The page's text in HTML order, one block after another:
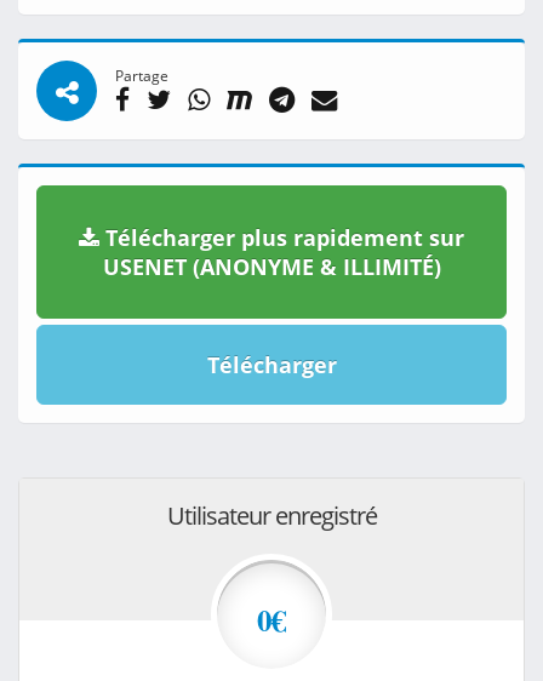
Partage
Télécharger plus rapidement sur
USENET (ANONYME & ILLIMITÉ)
Télécharger
Utilisateur enregistré
0€